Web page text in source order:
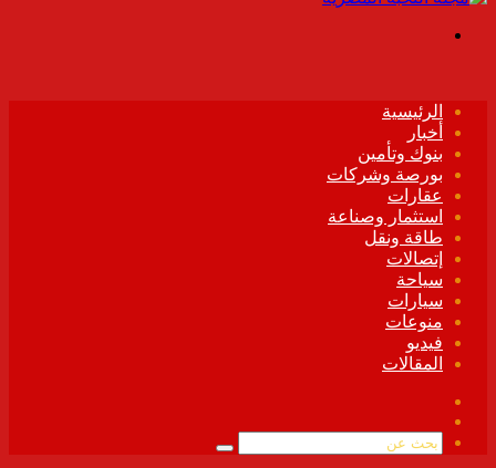
الرئيسية
أخبار
بنوك وتأمين
بورصة وشركات
عقارات
استثمار وصناعة
طاقة ونقل
إتصالات
سياحة
سيارات
منوعات
فيديو
المقالات
الموقع
بحث